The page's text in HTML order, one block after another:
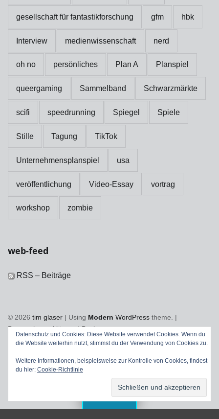
Menu
gesellschaft für fantastikforschung gfm hbk
Interview medienwissenschaft nerd
oh no persönliches Plan A Planspiel
queergaming Sammelband Schwarzmärkte
scifi speedrunning Spiegel Spiele
Stille Tagung TikTok
Unternehmensplanspiel usa
veröffentlichung Video-Essay vortrag
workshop zombie
web-feed
RSS – Beiträge
© 2026 tim glaser | Using Modern WordPress theme. |
Datenschutzerklärung |Back to top ↑
Facebook
YouTube
Vimeo Back to top ↑
Datenschutz und Cookies: Diese Website verwendet Cookies. Wenn du
die Website weiterhin nutzt, stimmst du der Verwendung von Cookies zu.
Weitere Informationen, beispielsweise zur Kontrolle von Cookies, findest
du hier: Cookie-Richtlinie